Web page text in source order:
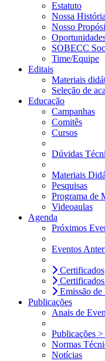
Estatuto
Nossa
Nosso
SOBECC
Time/Equipe
Editais
Materiais
Seleção de
Educação
Campanhas
Comitês
Cursos
Dúvidas
Materiais
Pesquisas
Programa de
Videoaulas
Agenda
Próximos
Eventos
Certificados
Emissão de
Publicações
Anais de
Publicações
Normas
Notícias